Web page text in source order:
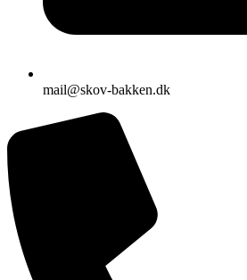
mail@skov-bakken.dk